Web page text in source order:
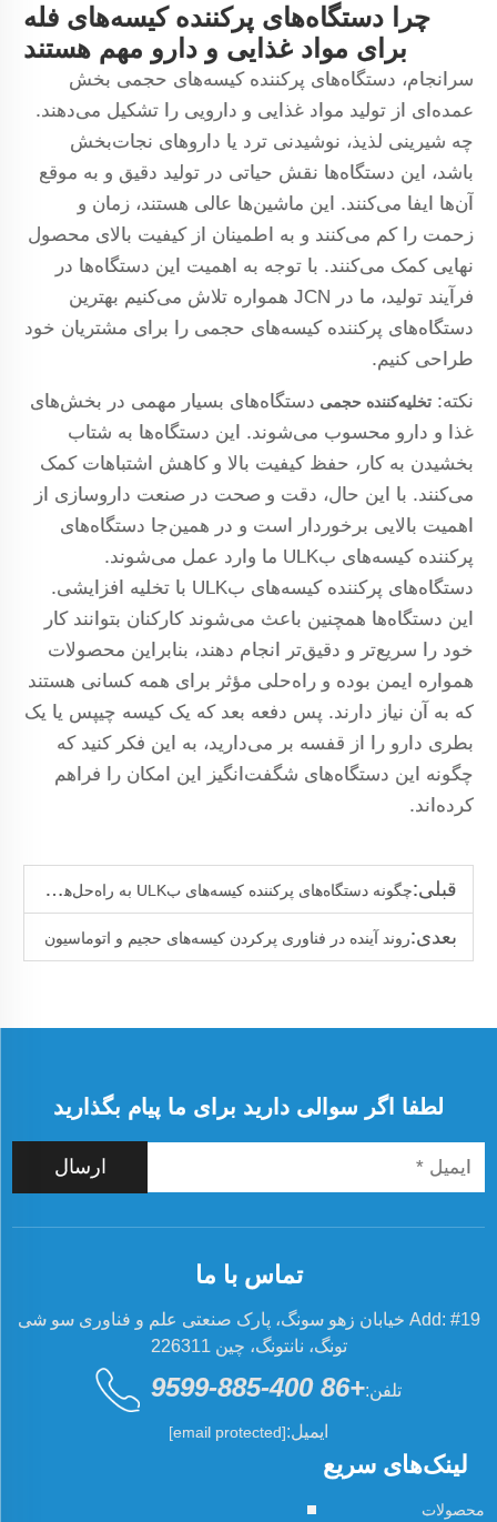
چرا دستگاه‌های پرکننده کیسه‌های فله
برای مواد غذایی و دارو مهم هستند
سرانجام، دستگاه‌های پرکننده کیسه‌های حجمی بخش
عمده‌ای از تولید مواد غذایی و دارویی را تشکیل می‌دهند.
چه شیرینی لذیذ، نوشیدنی ترد یا داروهای نجات‌بخش
باشد، این دستگاه‌ها نقش حیاتی در تولید دقیق و به موقع
آن‌ها ایفا می‌کنند. این ماشین‌ها عالی هستند، زمان و
زحمت را کم می‌کنند و به اطمینان از کیفیت بالای محصول
نهایی کمک می‌کنند. با توجه به اهمیت این دستگاه‌ها در
فرآیند تولید، ما در JCN همواره تلاش می‌کنیم بهترین
دستگاه‌های پرکننده کیسه‌های حجمی را برای مشتریان خود
طراحی کنیم.
نکته:تخلیه‌کننده حجمی دستگاه‌های بسیار مهمی در بخش‌های
غذا و دارو محسوب می‌شوند. این دستگاه‌ها به شتاب
بخشیدن به کار، حفظ کیفیت بالا و کاهش اشتباهات کمک
می‌کنند. با این حال، دقت و صحت در صنعت داروسازی از
اهمیت بالایی برخوردار است و در همین‌جا دستگاه‌های
پرکننده کیسه‌های بULK ما وارد عمل می‌شوند.
دستگاه‌های پرکننده کیسه‌های بULK با تخلیه افزایشی.
این دستگاه‌ها همچنین باعث می‌شوند کارکنان بتوانند کار
خود را سریع‌تر و دقیق‌تر انجام دهند، بنابراین محصولات
همواره ایمن بوده و راه‌حلی مؤثر برای همه کسانی هستند
که به آن نیاز دارند. پس دفعه بعد که یک کیسه چیپس یا یک
بطری دارو را از قفسه بر می‌دارید، به این فکر کنید که
چگونه این دستگاه‌های شگفت‌انگیز این امکان را فراهم
کرده‌اند.
قبلی:چگونه دستگاه‌های پرکننده کیسه‌های بULK به راه‌حل‌های بسته‌بندی پایدار کمک می‌کنند
بعدی:روند آینده در فناوری پرکردن کیسه‌های حجیم و اتوماسیون
لطفا اگر سوالی دارید برای ما پیام بگذارید
ارسال
لینک‌های سریع
محصولات
تماس با ما
Add: #19 خیابان زهو سونگ، پارک صنعتی علم و فناوری سو شی
تونگ، نانتونگ، چین 226311
تلفن:+86 400-885-9599
ایمیل:[email protected]